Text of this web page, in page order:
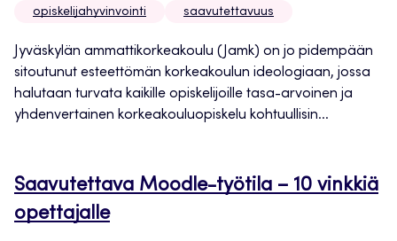
opiskelijahyvinvointi saavutettavuus
Jyväskylän ammattikorkeakoulu (Jamk) on jo pidempään
sitoutunut esteettömän korkeakoulun ideologiaan, jossa
halutaan turvata kaikille opiskelijoille tasa-arvoinen ja
yhdenvertainen korkeakouluopiskelu kohtuullisin...
Saavutettava Moodle-työtila – 10 vinkkiä
opettajalle